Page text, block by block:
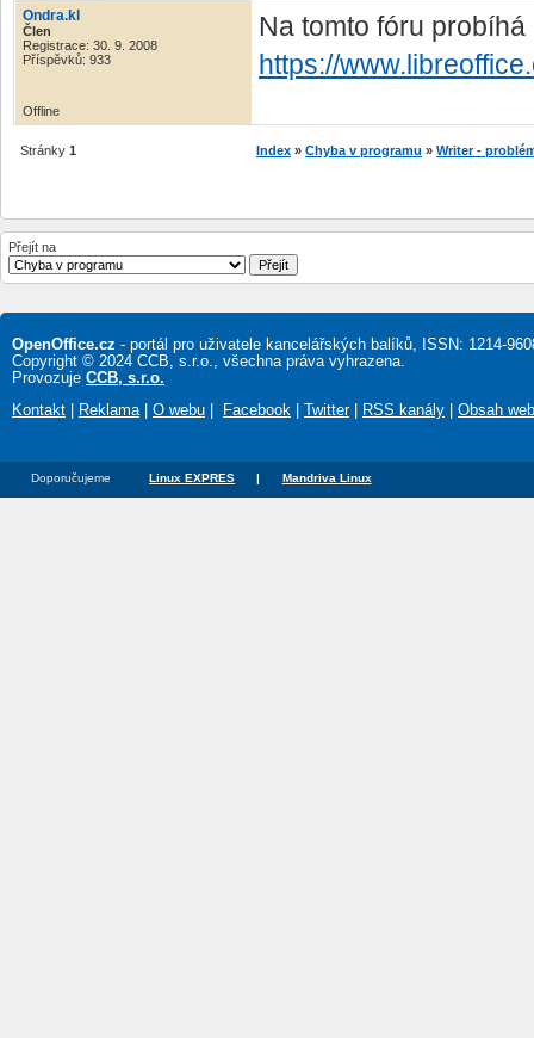
Ondra.kl
Člen
Registrace: 30. 9. 2008
Příspěvků: 933
Na tomto fóru
https://
Offline
Stránky 1 Index » Chyba v programu » Writer -
Přejít na
OpenOffice.cz - portál pro uživatele kancelářských balíků, ISSN: 1214-
Copyright © 2024 CCB, s.r.o., všechna práva vyhrazena.
Provozuje CCB, s.r.o.
Kontakt
Reklama O webu Facebook Twitter| RSS kanály Obsah
Doporučujeme Linux EXPRES | Mandriva Linux